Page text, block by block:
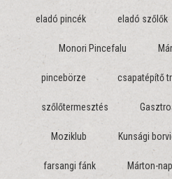
eladó pincék eladó szőlők
Monori Pincefalu
pincebörze csapatépítő
szőlőtermesztés
Moziklub Kunsági
farsangi fánk Márton-nap